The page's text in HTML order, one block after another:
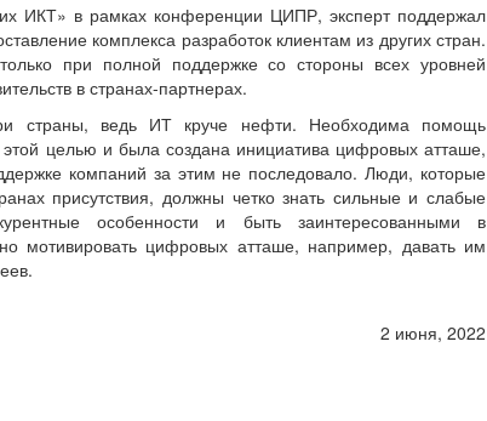
ИКТ» в рамках конференции ЦИПР, эксперт поддержал
комплекса разработок клиентам из других стран.
при полной поддержке со стороны всех уровней
в странах-партнерах.
страны, ведь ИТ круче нефти. Необходима помощь
этой целью и была создана инициатива цифровых атташе,
компаний за этим не последовало. Люди, которые
присутствия, должны четко знать сильные и слабые
особенности и быть заинтересованными в
мотивировать цифровых атташе, например, давать им
2 июня, 2022